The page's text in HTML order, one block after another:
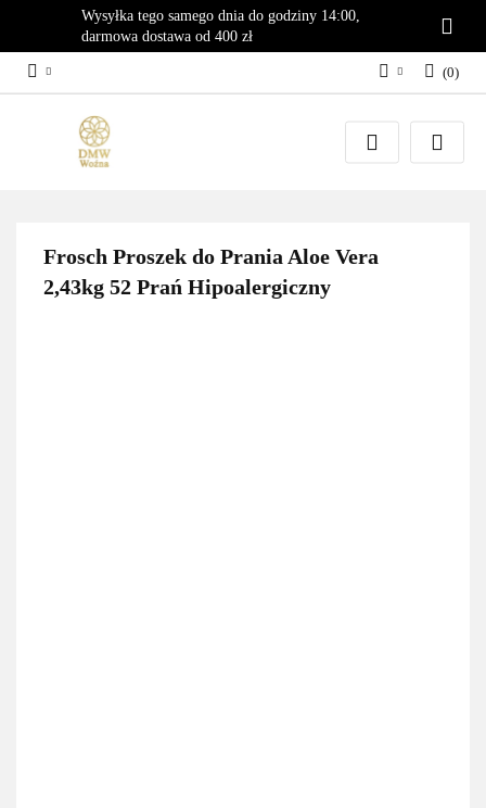
Wysyłka tego samego dnia do godziny 14:00,
darmowa dostawa od 400 zł
Zaloguj się
Załóż konto
(0)
Frosch Proszek do Prania Aloe Vera
2,43kg 52 Prań Hipoalergiczny